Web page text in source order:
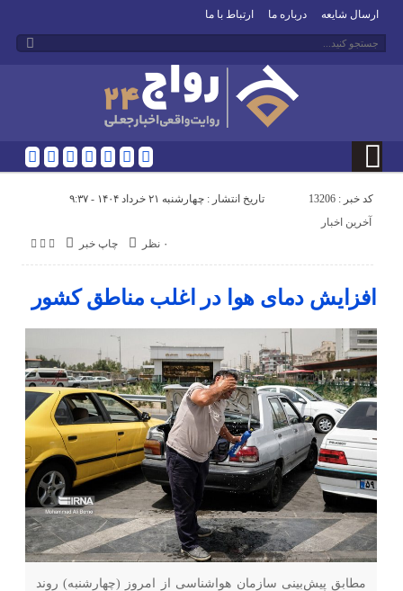
ارسال شایعه درباره ما ارتباط با ما
کد خبر : 13206 تاریخ انتشار : چهارشنبه ۲۱ خرداد ۱۴۰۴ - ۹:۳۷
چاپ خبر ۰ نظر
آخرین اخبار
افزایش دمای هوا در اغلب مناطق کشور
مطابق پیش‌بینی سازمان هواشناسی از امروز (چهارشنبه) روند